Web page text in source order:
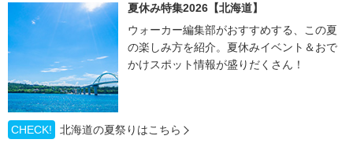
夏休み特集2026【北海道】
ウォーカー編集部がおすすめする、この夏
の楽しみ方を紹介。夏休みイベント＆おで
かけスポット情報が盛りだくさん！
CHECK! 北海道の夏祭りはこちら